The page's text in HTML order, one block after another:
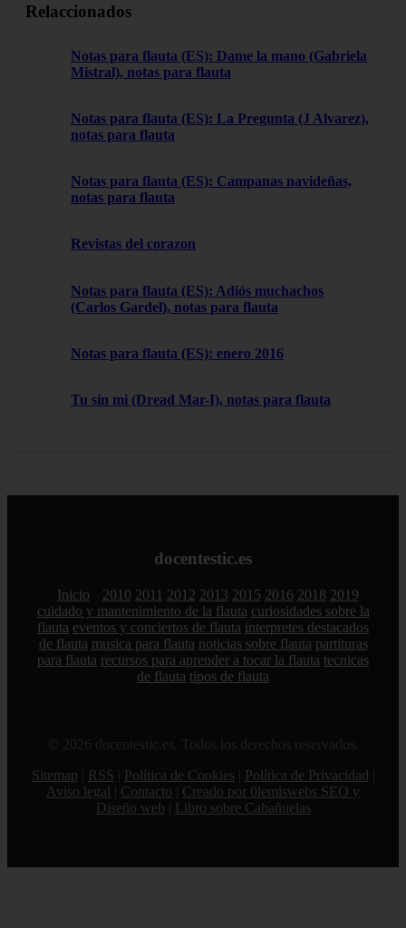
Relaccionados
Notas para flauta (ES): Dame la mano (Gabriela
Mistral), notas para flauta
Notas para flauta (ES): La Pregunta (J Alvarez),
notas para flauta
Notas para flauta (ES): Campanas navideñas,
notas para flauta
Revistas del corazon
Notas para flauta (ES): Adiós muchachos
(Carlos Gardel), notas para flauta
Notas para flauta (ES): enero 2016
Tu sin mi (Dread Mar-I), notas para flauta
docentestic.es
Inicio 2010 2011 2012 2013 2015 2016 2018 2019
cuidado y mantenimiento de la flauta curiosidades sobre la
flauta eventos y conciertos de flauta interpretes destacados
de flauta musica para flauta noticias sobre flauta partituras
para flauta recursos para aprender a tocar la flauta tecnicas
de flauta tipos de flauta
© 2026 docentestic.es. Todos los derechos reservados.
Sitemap
RSS Política de Cookies Política de Privacidad
Aviso legal
Contacto
Creado por 0lemiswebs SEO y
Diseño web
Libro sobre Cabañuelas